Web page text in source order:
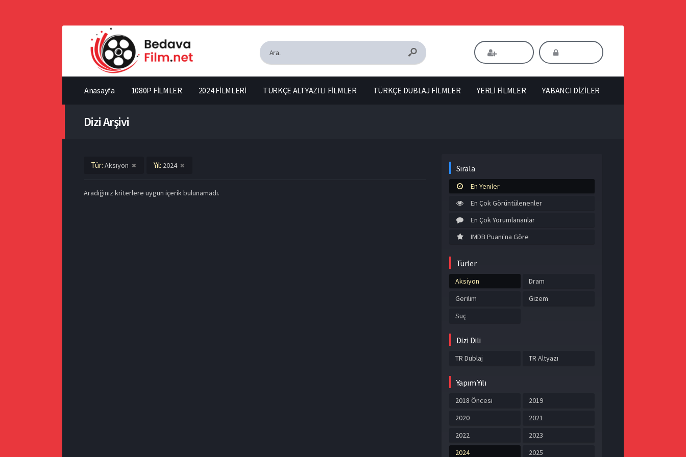
Anasayfa 1080P FİLMLER 2024 FİLMLERİ TÜRKÇE ALTYAZILI FİLMLER TÜRKÇE DUBLAJ FİLMLER YERLİ FİLMLER YABANCI DİZİLER
Dizi Arşivi
Tür: Aksiyon Yıl: 2024
Aradığınız kriterlere uygun içerik bulunamadı.
Sırala
En Yeniler
En Çok Görüntülenenler
En Çok Yorumlananlar
IMDB Puanı'na Göre
Türler
Aksiyon
Dram
Gerilim
Gizem
Suç
Dizi Dili
TR Dublaj TR Altyazı
Yapım Yılı
2018 Öncesi
2019
2020
2021
2022
2023
2024
2025